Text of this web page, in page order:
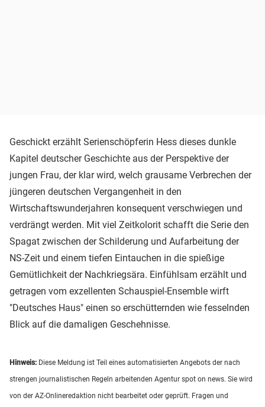
Geschickt erzählt Serienschöpferin Hess dieses dunkle
Kapitel deutscher Geschichte aus der Perspektive der
jungen Frau, der klar wird, welch grausame Verbrechen der
jüngeren deutschen Vergangenheit in den
Wirtschaftswunderjahren konsequent verschwiegen und
verdrängt werden. Mit viel Zeitkolorit schafft die Serie den
Spagat zwischen der Schilderung und Aufarbeitung der
NS-Zeit und einem tiefen Eintauchen in die spießige
Gemütlichkeit der Nachkriegsära. Einfühlsam erzählt und
getragen vom exzellenten Schauspiel-Ensemble wirft
"Deutsches Haus" einen so erschütternden wie fesselnden
Blick auf die damaligen Geschehnisse.
Hinweis: Diese Meldung ist Teil eines automatisierten Angebots der nach
strengen journalistischen Regeln arbeitenden Agentur spot on news. Sie wird
von der AZ-Onlineredaktion nicht bearbeitet oder geprüft. Fragen und